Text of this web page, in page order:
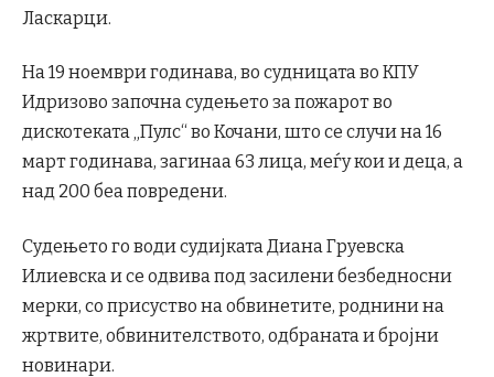
Ласкарци.
На 19 ноември годинава, во судницата во КПУ
Идризово започна судењето за пожарот во
дискотеката „Пулс“ во Кочани, што се случи на 16
март годинава, загинаа 63 лица, меѓу кои и деца, а
над 200 беа повредени.
Судењето го води судијката Диана Груевска
Илиевска и се одвива под засилени безбедносни
мерки, со присуство на обвинетите, роднини на
жртвите, обвинителството, одбраната и бројни
новинари.